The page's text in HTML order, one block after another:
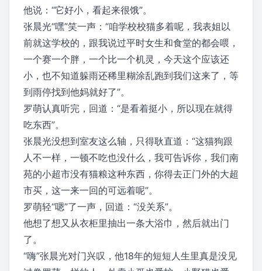
他说：“它好小，看起来很饿”。
张晨光“嘿”笑一声：“咱学校校猫多着呢，我表姐以
前就这学校的，跟我说过平时女生和食堂的都会喂，
一个赛一个胖，一个比一个机灵，今天这个应该还
小，也不知道躲雨还稀里糊涂乱跑到我们这来了，等
到雨停找到他妈就好了”。
罗萌认真听完，回道：“是看着挺小，所以现在就得
吃东西”。
张晨光没想到室友这么轴，只得耿直道：“这猫狗跟
人不一样，一顿不吃也没什么，我可告诉你，我们南
苑的小超市没有猫粮这种东西，你得去正门外的大超
市买，这一来一回的可远着呢”。
罗萌轻“嗯”了一声，回道：“没关系”。
他想了想又从衣柜里抽出一条大浴巾，然后就出门
了。
“嗨”张晨光对门兴叹，他18年的短短人生里真是没见